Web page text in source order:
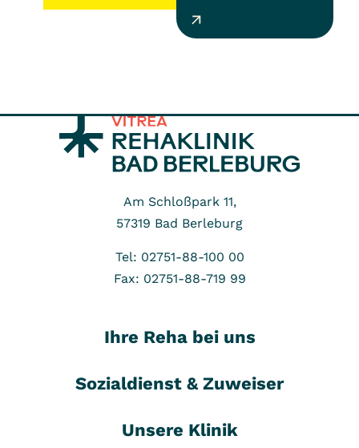
Am Schloßpark 11,
57319 Bad Berleburg
Tel: 02751-88-100 00
Fax: 02751-88-719 99
Ihre Reha bei uns
Sozialdienst & Zuweiser
Unsere Klinik